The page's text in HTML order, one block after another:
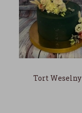
Tort Weselny